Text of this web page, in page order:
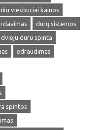
viesbuciai kainos
durų sistemos
dvieju duru spinta
edraudimas
spintos